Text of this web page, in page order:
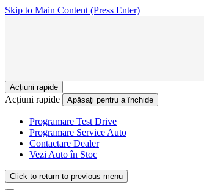
Skip to Main Content (Press Enter)
Acțiuni rapide
Acțiuni rapide Apăsați pentru a închide
Programare Test Drive
Programare Service Auto
Contactare Dealer
Vezi Auto în Stoc
Click to return to previous menu